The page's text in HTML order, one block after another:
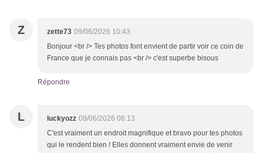
Z zette73 09/06/2026 10:43
Bonjour <br /> Tes photos font envient de partir voir ce coin de
France que je connais pas <br /> c'est superbe bisous
Répondre
L luckyozz 09/06/2026 08:13
C'est vraiment un endroit magnifique et bravo pour tes photos
qui le rendent bien ! Elles donnent vraiment envie de venir